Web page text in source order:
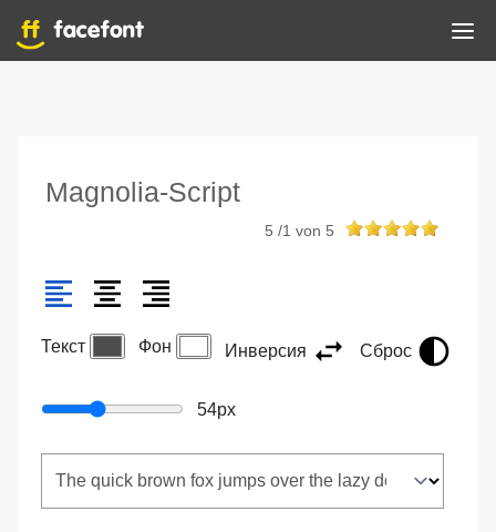
Magnolia-Script
5 /1 von 5
Текст Фон Инверсия Сброс
54px